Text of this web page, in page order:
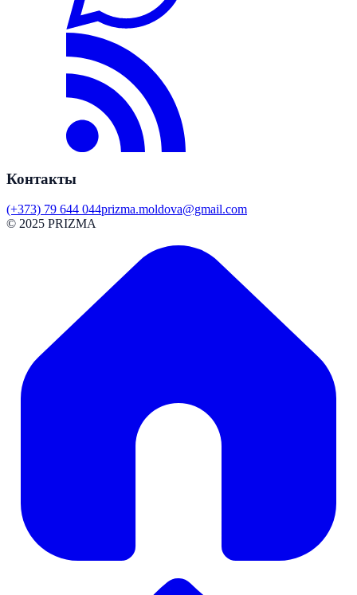
Контакты
(+373) 79 644 044prizma.moldova@gmail.com
© 2025 PRIZMA